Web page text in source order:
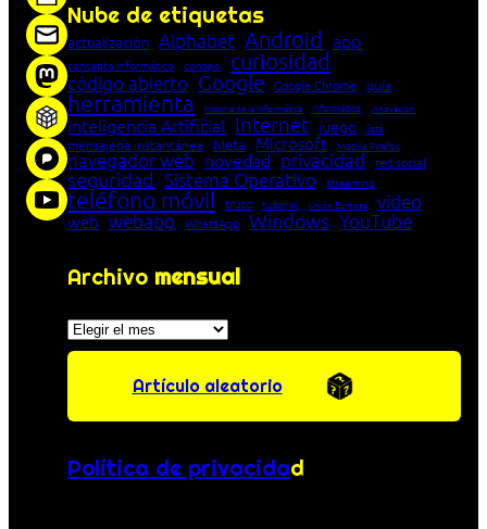
Nube de etiquetas
actualización Alphabet Android app
concepto informático consejo curiosidad
código abierto Google Google Chrome guía
herramienta historia de la Informática Informática innovación
Inteligencia Artificial Internet juego lista
mensajería instantánea Meta Microsoft Mozilla Firefox
navegador web novedad privacidad red social
seguridad Sistema Operativo streaming
teléfono móvil truco tutorial Unión Europea vídeo
web webapp WhatsApp Windows YouTube
Archivo mensual
Archivos
Artículo aleatorio
Política de privacidad